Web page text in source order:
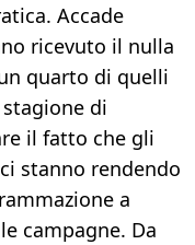
Accade
ricevuto il nulla
quarto di quelli
di
il fatto che gli
stanno rendendo
a
campagne. Da